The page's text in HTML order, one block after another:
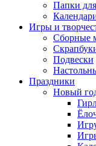
Папки
Игры и
Сборные
Подвески
Праздники
Новый